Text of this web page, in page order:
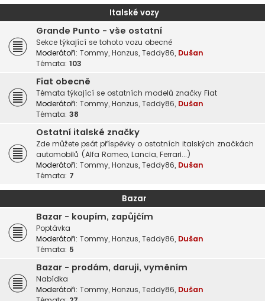
Italské vozy
Grande Punto - vše ostatní
Sekce týkající se tohoto vozu obecně
Moderátoři: Tommy, Honzus, Teddy86, Dušan
Témata: 103
Fiat obecně
Témata týkající se ostatních modelů značky Fiat
Moderátoři: Tommy, Honzus, Teddy86, Dušan
Témata: 38
Ostatní italské značky
Zde můžete psát příspěvky o ostatních italských značkách
automobilů (Alfa Romeo, Lancia, Ferrari...)
Moderátoři: Tommy, Honzus, Teddy86, Dušan
Témata: 7
Bazar
Bazar - koupím, zapůjčím
Poptávka
Moderátoři: Tommy, Honzus, Teddy86, Dušan
Témata: 5
Bazar - prodám, daruji, vyměním
Nabídka
Moderátoři: Tommy, Honzus, Teddy86, Dušan